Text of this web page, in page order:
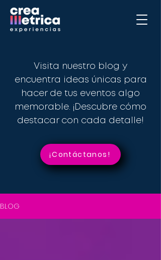
Visita nuestro blog y
encuentra ideas únicas para
hacer de tus eventos algo
memorable. ¡Descubre cómo
destacar con cada detalle!
¡Contáctanos!
BLOG